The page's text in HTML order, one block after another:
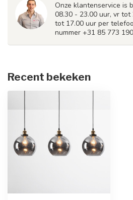
Onze klantenservice is
08.30 - 23.00 uur, vr
tot 17.00 uur per
nummer +31 85 773
Recent bekeken